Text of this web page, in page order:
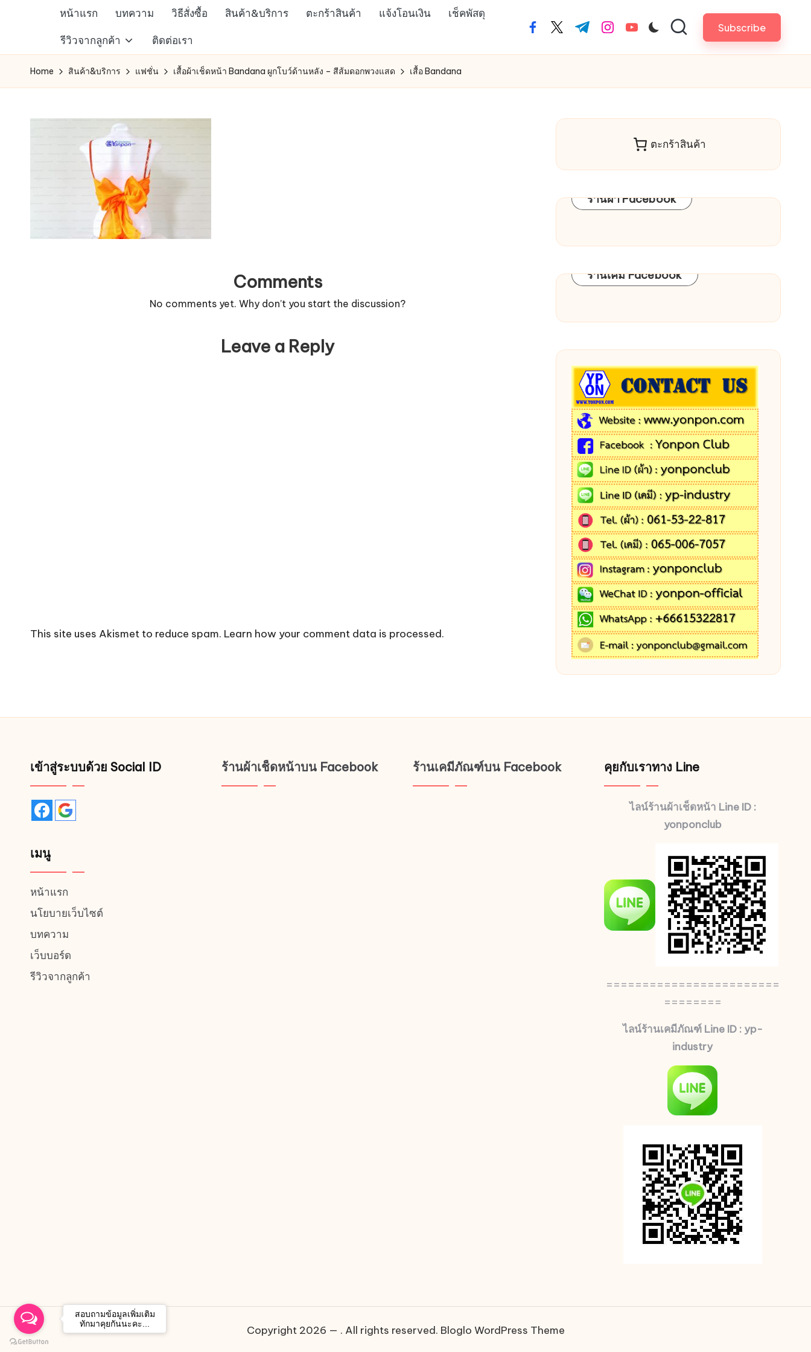
content
สรรพ
สินค้า
ออนไลน์
หน้าแรก บทความ วิธีสั่งซื้อ สินค้า&บริการ ตะกร้าสินค้า แจ้งโอนเงิน เช็คพัสดุ
รีวิวจากลูกค้า ติดต่อเรา
facebook.com
twitter.com
t.me instagram.com
youtube.com Subscribe
Home สินค้า&บริการ แฟชั่น เสื้อผ้าเช็ดหน้า Bandana ผูกโบว์ด้านหลัง – สีส้มดอกพวงแสด เสื้อ Bandana
Comments
No comments yet. Why don’t you start the discussion?
Leave a Reply
This site uses Akismet to reduce spam. Learn how your comment data is processed.
ตะกร้าสินค้า
ร้านผ้า Facebook
ร้านเคมี Facebook
เข้าสู่ระบบด้วย Social ID
เมนู
หน้าแรก
นโยบายเว็บไซต์
บทความ
เว็บบอร์ด
รีวิวจากลูกค้า
ร้านผ้าเช็ดหน้าบน Facebook ร้านเคมีภัณฑ์บน Facebook คุยกับเราทาง Line
ไลน์ร้านผ้าเช็ดหน้า Line ID :
yonponclub
========================
========
ไลน์ร้านเคมีภัณฑ์ Line ID : yp-
industry
Copyright 2026 — . All rights reserved. Bloglo WordPress Theme
สอบถามข้อมูลเพิ่มเติม
ทักมาคุยกันนะคะ...